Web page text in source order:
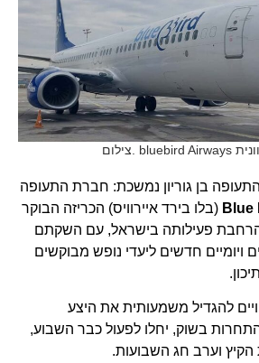
מטוס חברת התעופה היוונית bluebird Airways .צילום
בן גוריון נמשכת: חברת התעופה
(בלו בירד איירוויס) הכריזה הבוקר
פעילותה בישראל, עם השקתם
חדשים ליעדי נופש מבוקשים
להגדיל משמעותית את היצע
בשוק, יחלו לפעול כבר השבוע,
וערב חג השבועות.